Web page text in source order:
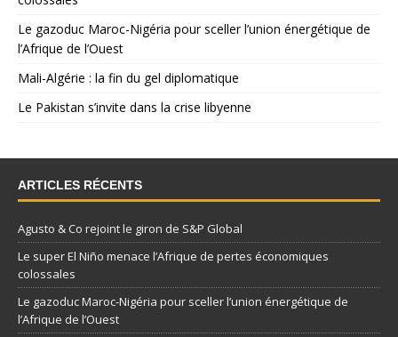
Le gazoduc Maroc-Nigéria pour sceller l’union énergétique de
l’Afrique de l’Ouest
Mali-Algérie : la fin du gel diplomatique
Le Pakistan s’invite dans la crise libyenne
ARTICLES RÉCENTS
Agusto & Co rejoint le giron de S&P Global
Le super El Niño menace l’Afrique de pertes économiques
colossales
Le gazoduc Maroc-Nigéria pour sceller l’union énergétique de
l’Afrique de l’Ouest